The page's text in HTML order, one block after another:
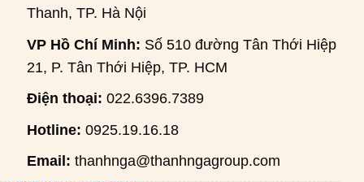
Thanh, TP. Hà Nội
VP Hồ Chí Minh: Số 510 đường Tân Thới Hiệp
21, P. Tân Thới Hiệp, TP. HCM
Điện thoại: 022.6396.7389
Hotline: 0925.19.16.18
Email: thanhnga@thanhngagroup.com